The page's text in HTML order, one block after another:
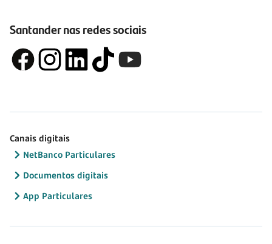
Santander nas redes sociais
Canais digitais
NetBanco Particulares
Documentos digitais
App Particulares